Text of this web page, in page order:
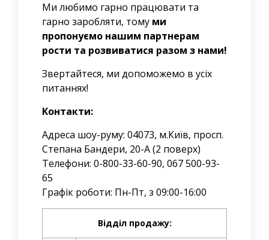
Ми любимо гарно працювати та
гарно заробляти, тому ми
пропонуємо нашим партнерам
рости та розвиватися разом з нами!
Звертайтеся, ми допоможемо в усіх
питаннях!
Контакти:
Адреса шоу-руму: 04073, м.Київ, просп.
Степана Бандери, 20-А (2 поверх)
Телефони: 0-800-33-60-90, 067 500-93-
65
Графік роботи: Пн-Пт, з 09:00-16:00
Відділ продажу: